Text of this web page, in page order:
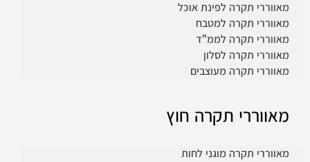
מאווררי תקרה לפינת אוכל
מאווררי תקרה למטבח
מאווררי תקרה לממ”ד
מאווררי תקרה לסלון
מאווררי תקרה מעוצבים
מאווררי תקרה חוץ
מאווררי תקרה מוגני לחות